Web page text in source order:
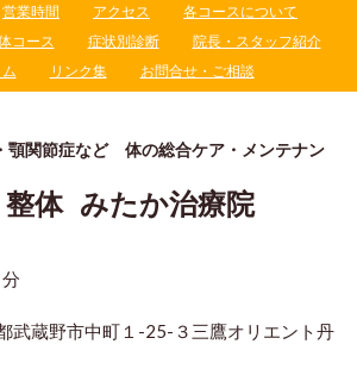
営業時間 アクセス
各コースについて
コース 症状別診断
院長・スタッフ紹介
リンク集 お問合せ・ご相談
顎関節症など 体の総合ケア・メンテナン
体 みたか治療院
蔵野市中町１-25-３三鷹オリエント丹